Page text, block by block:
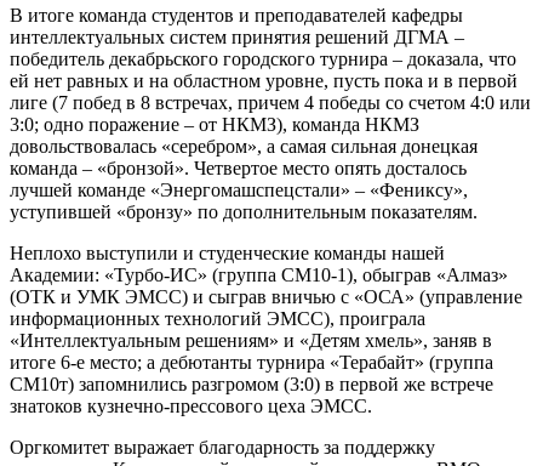
В итоге команда студентов и преподавателей кафедры
интеллектуальных систем принятия решений ДГМА –
победитель декабрьского городского турнира – доказала, что
ей нет равных и на областном уровне, пусть пока и в первой
лиге (7 побед в 8 встречах, причем 4 победы со счетом 4:0 или
3:0; одно поражение – от НКМЗ), команда НКМЗ
довольствовалась «серебром», а самая сильная донецкая
команда – «бронзой». Четвертое место опять досталось
лучшей команде «Энергомашспецстали» – «Фениксу»,
уступившей «бронзу» по дополнительным показателям.
Неплохо выступили и студенческие команды нашей
Академии: «Турбо-ИС» (группа СМ10-1), обыграв «Алмаз»
(ОТК и УМК ЭМСС) и сыграв вничью с «ОСА» (управление
информационных технологий ЭМСС), проиграла
«Интеллектуальным решениям» и «Детям хмель», заняв в
итоге 6-е место; а дебютанты турнира «Терабайт» (группа
СМ10т) запомнились разгромом (3:0) в первой же встрече
знатоков кузнечно-прессового цеха ЭМСС.
Оргкомитет выражает благодарность за поддержку